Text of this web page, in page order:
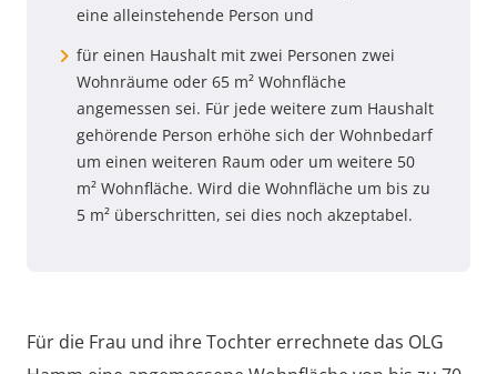
eine alleinstehende Person und
für einen Haushalt mit zwei Personen zwei
Wohnräume oder 65 m² Wohnfläche
angemessen sei. Für jede weitere zum Haushalt
gehörende Person erhöhe sich der Wohnbedarf
um einen weiteren Raum oder um weitere 50
m² Wohnfläche. Wird die Wohnfläche um bis zu
5 m² überschritten, sei dies noch akzeptabel.
Für die Frau und ihre Tochter errechnete das OLG